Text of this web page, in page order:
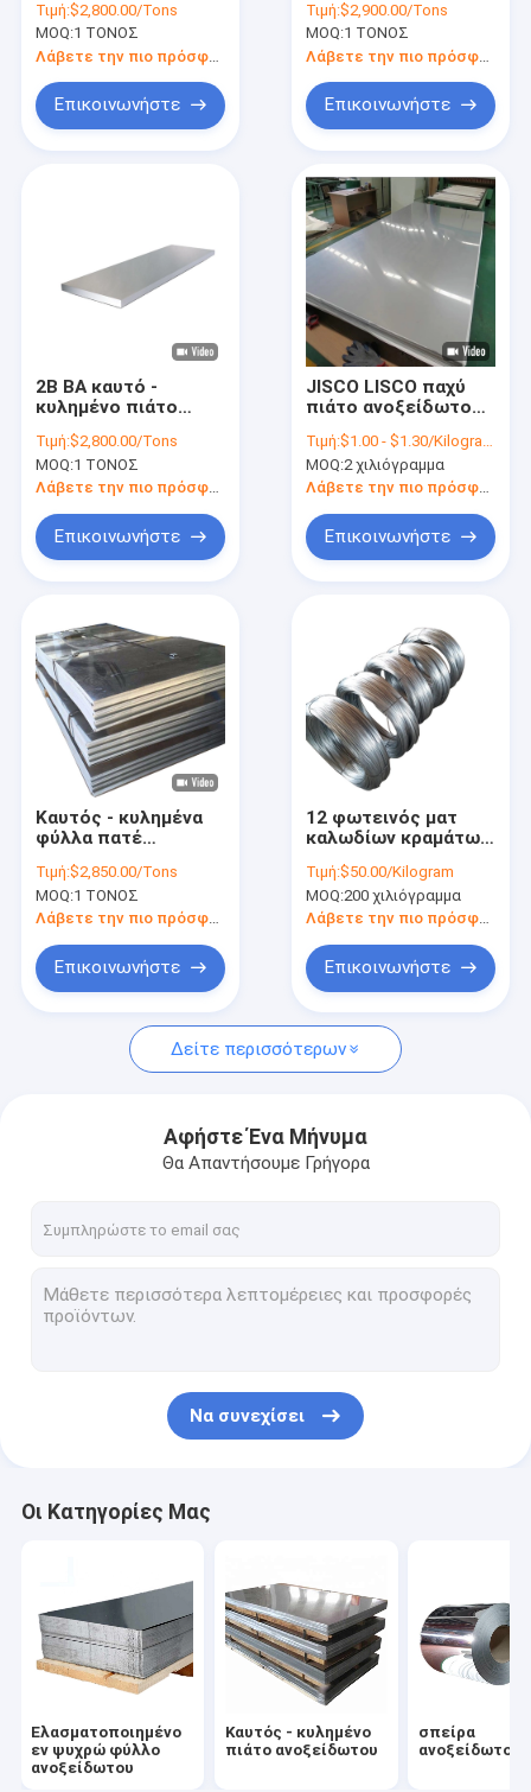
Προϊόντα
Βίντεο
Σχετικά με εμάς
Επισκεψή εργοστασίου
Επικοινωνήστε μαζί μας
Ζητήστε μια προσφορά
Ελασματοποιημένο εν ψυχρώ φύλλο ανοξείδωτου
σπείρα ανοξείδωτου
Λουρίδα ανοξείδωτου
ράβδος ανοξείδωτου
Σχεδιάγραμμα ανοξείδωτου
Χάλυβας κραμάτων νικελίου
Κράμα τιτανίου
Υλικό Nitronic
Διπλό ανοξείδωτο
φύλλο
650mm2000mm
ανοξείδωτου
πλάτος
Τιμή:$2,800.00/Tons
MOQ:1 ΤΟΝΟΣ
Λάβετε την πιο πρόσφατη τιμή
Επικοινωνήστε
επιτροπών τοίχων
ανοξείδωτου S30815
304N 4x8
Τιμή:$2,900.00/Tons
MOQ:1 ΤΟΝΟΣ
Επικοινωνήστε
2B BA καυτό -
κυλημένο πιάτο
410 ανοξείδωτου
Τιμή:$2,800.00/Tons
MOQ:1 ΤΟΝΟΣ
Λάβετε την πιο πρόσφατη τιμή
Επικοινωνήστε
JISCO LISCO παχύ
πιάτο ανοξείδωτου
σειράς που
διαμορφώνεται
Τιμή:$1.00 - $1.30/Kilograms
MOQ:2 χιλιόγραμμα
Λάβετε την πιο πρόσφατη τιμή
Επικοινωνήστε
Καυτός - κυλημένα
φύλλα πατέ
310S 5mm 6mm
παχιά
Τιμή:$2,850.00/Tons
MOQ:1 ΤΟΝΟΣ
Λάβετε την πιο πρόσφατη τιμή
Επικοινωνήστε
12 φωτεινός ματ
καλωδίων κραμάτων
σιδήρου καλωδίων
μετρητών 4j29 Kovar
Τιμή:$50.00/Kilogram
MOQ:200 χιλιόγραμμα
Λάβετε την πιο πρόσφατη τιμή
Επικοινωνήστε
Δείτε περισσότερων
Αφήστε Ένα Μήνυμα
Θα Απαντήσουμε Γρήγορα
Να συνεχίσει
Οι Κατηγορίες Μας
Ελασματοποιημένο
εν ψυχρώ φύλλο
ανοξείδωτου
Καυτός - κυλημένο
πιάτο ανοξείδωτου
σπείρα
ανοξείδωτου